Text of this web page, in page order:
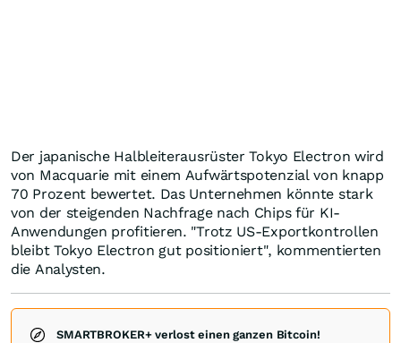
Der japanische Halbleiterausrüster Tokyo Electron wird
von Macquarie mit einem Aufwärtspotenzial von knapp
70 Prozent bewertet. Das Unternehmen könnte stark
von der steigenden Nachfrage nach Chips für KI-
Anwendungen profitieren. "Trotz US-Exportkontrollen
bleibt Tokyo Electron gut positioniert", kommentierten
die Analysten.
SMARTBROKER+ verlost einen ganzen Bitcoin!